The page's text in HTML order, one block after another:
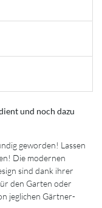
und noch dazu
geworden! Lassen
Die modernen
sind dank ihrer
den Garten oder
jeglichen Gärtner-